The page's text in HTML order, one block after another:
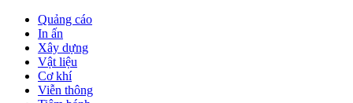
Quảng cáo
In ấn
Xây dựng
Vật liệu
Cơ khí
Viễn thông